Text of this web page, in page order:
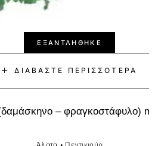
ΕΞΑΝΤΛΉΘΗΚΕ
ΔΙΑΒΆΣΤΕ ΠΕΡΙΣΣΌΤΕΡΑ
– φραγκοστάφυλο)